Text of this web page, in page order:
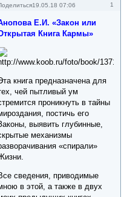
1
19.05.18 07:06
Е.И. «Закон или
Книга Кармы»
книга предназначена для
чей пытливый ум
проникнуть в тайны
постичь его
выявить глубинные,
механизмы
«спирали»
сведения, приводимые
в этой, а также в двух